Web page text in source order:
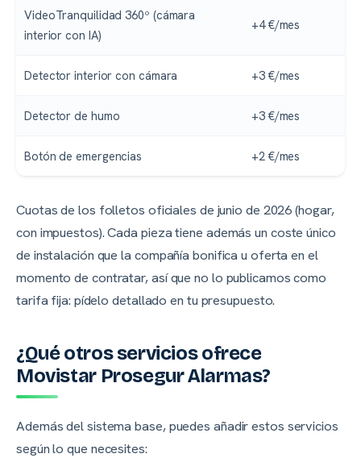
VideoTranquilidad 360º (cámara
interior con IA)
+4 €/mes
Detector interior con cámara +3 €/mes
Detector de humo +3 €/mes
Botón de emergencias +2 €/mes
Cuotas de los folletos oficiales de junio de 2026 (hogar,
con impuestos). Cada pieza tiene además un coste único
de instalación que la compañía bonifica u oferta en el
momento de contratar, así que no lo publicamos como
tarifa fija: pídelo detallado en tu presupuesto.
¿Qué otros servicios ofrece
Movistar Prosegur Alarmas?
Además del sistema base, puedes añadir estos servicios
según lo que necesites: